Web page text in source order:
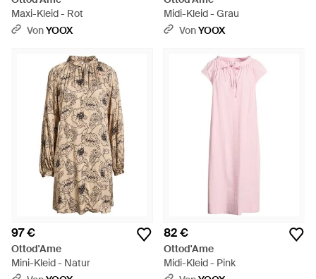
Maxi-Kleid - Rot
VonYOOX
Midi-Kleid - Grau
VonYOOX
97 €
Ottod'Ame
Mini-Kleid - Natur
82 €
Ottod'Ame
Midi-Kleid - Pink